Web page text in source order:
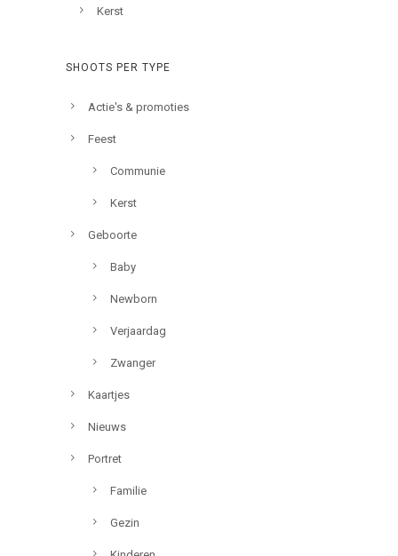
Kerst
SHOOTS PER TYPE
Actie's & promoties
Feest
Communie
Kerst
Geboorte
Baby
Newborn
Verjaardag
Zwanger
Kaartjes
Nieuws
Portret
Familie
Gezin